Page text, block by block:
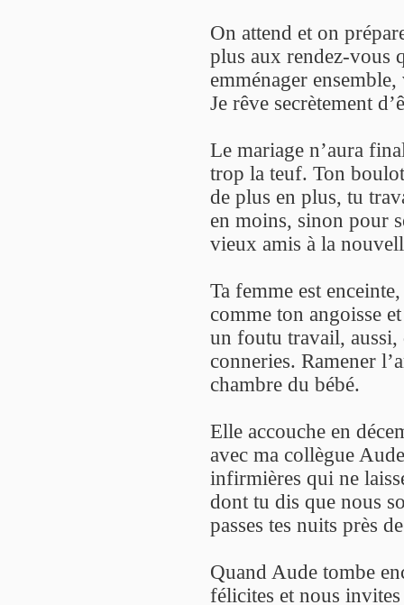
On attend et on
plus aux rendez-vous
emménager
Je rêve secrètement
Le mariage n’aura
trop la teuf. Ton
de plus en plus, tu
en moins, sinon pour
vieux amis à la
Ta femme est
comme ton angoisse
un foutu travail, aussi,
conneries. Ramener
chambre du bébé.
Elle accouche en
avec ma collègue
infirmières qui ne
dont tu dis que nous
passes tes nuits près
Quand Aude tombe
félicites et nous